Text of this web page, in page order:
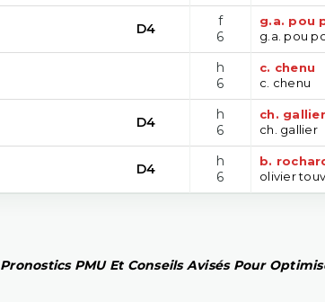
D4
f
6
g.a. pou
g.a. pou
h
6
c. chenu
c. chenu
D4
h
6
ch. gallier
ch. gallier
D4
h
6
b.
olivier
Pronostics PMU Et Conseils Avisés Pour